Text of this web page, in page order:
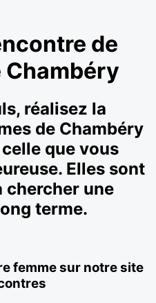
de
Chambéry
réalisez la
de Chambéry
que vous
Elles sont
chercher une
terme.
femme sur notre site